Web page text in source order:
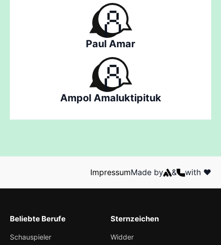
Paul Amar
Ampol Amaluktipituk
ImpressumMade by & with ❤️
Beliebte Berufe
Schauspieler
Sternzeichen
Widder